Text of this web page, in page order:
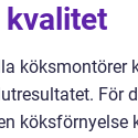
kvalitet
köksmontörer
För
köksförnyelse